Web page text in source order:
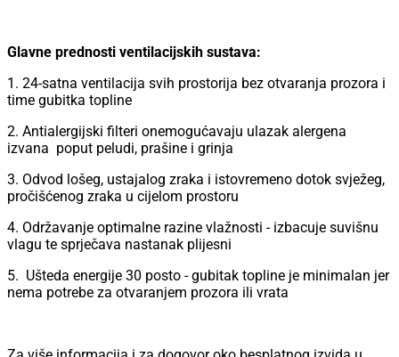
Glavne prednosti ventilacijskih sustava:
1. 24-satna ventilacija svih prostorija bez otvaranja prozora i
time gubitka topline
2. Antialergijski filteri onemogućavaju ulazak alergena
izvana poput peludi, prašine i grinja
3. Odvod lošeg, ustajalog zraka i istovremeno dotok svježeg,
pročišćenog zraka u cijelom prostoru
4. Održavanje optimalne razine vlažnosti - izbacuje suvišnu
vlagu te sprječava nastanak plijesni
5. Ušteda energije 30 posto - gubitak topline je minimalan jer
nema potrebe za otvaranjem prozora ili vrata